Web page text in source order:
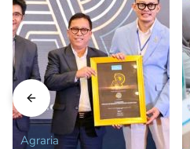
Agraria